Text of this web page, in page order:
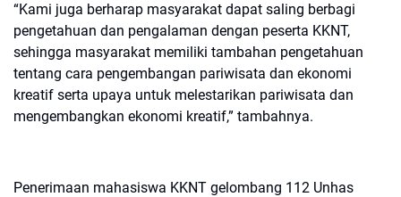
“Kami juga berharap masyarakat dapat saling berbagi
pengetahuan dan pengalaman dengan peserta KKNT,
sehingga masyarakat memiliki tambahan pengetahuan
tentang cara pengembangan pariwisata dan ekonomi
kreatif serta upaya untuk melestarikan pariwisata dan
mengembangkan ekonomi kreatif,” tambahnya.
Penerimaan mahasiswa KKNT gelombang 112 Unhas